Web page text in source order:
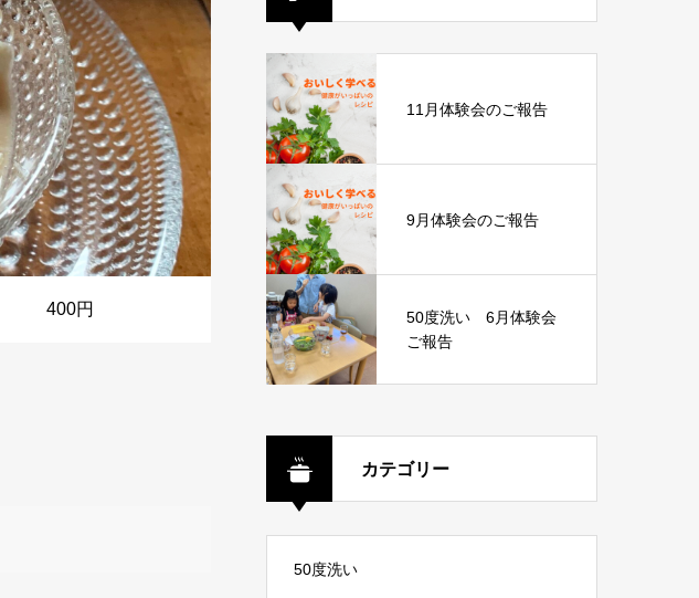
400円
11月体験会のご報告
9月体験会のご報告
50度洗い 6月体験会
ご報告
カテゴリー
50度洗い